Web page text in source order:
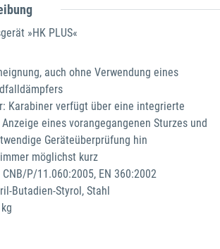
»HK PLUS«
auch ohne Verwendung eines
Karabiner verfügt über eine integrierte
eines vorangegangenen Sturzes und
Geräteüberprüfung hin
möglichst kurz
P/11.060:2005, EN 360:2002
Butadien-Styrol, Stahl